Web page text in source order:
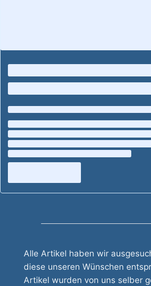
Alle Artikel haben wir
diese unseren Wünschen
Artikel wurden von uns selber